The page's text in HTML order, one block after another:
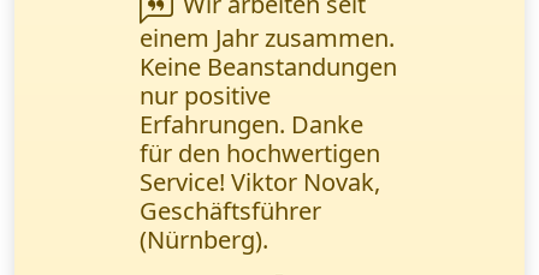
juristischer
Dokumente erfolgte
prompt. Das Online-
Tracking ermöglichte
eine lückenlose
Kontrolle des
Prozesses. M. Yılmatz,
Rechtsanwalt von